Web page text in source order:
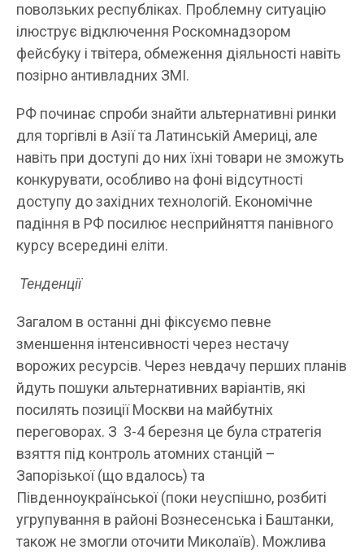
поволзьких республіках. Проблемну ситуацію
ілюструє відключення Роскомнадзором
фейсбуку і твітера, обмеження діяльності навіть
позірно антивладних ЗМІ.
РФ починає спроби знайти альтернативні ринки
для торгівлі в Азії та Латинській Америці, але
навіть при доступі до них їхні товари не зможуть
конкурувати, особливо на фоні відсутності
доступу до західних технологій. Економічне
падіння в РФ посилює несприйняття панівного
курсу всередині еліти.
Тенденції
Загалом в останні дні фіксуємо певне
зменшення інтенсивності через нестачу
ворожих ресурсів. Через невдачу перших планів
йдуть пошуки альтернативних варіантів, які
посилять позиції Москви на майбутніх
переговорах. З 3-4 березня це була стратегія
взяття під контроль атомних станцій –
Запорізької (що вдалось) та
Південноукраїнської (поки неуспішно, розбиті
угрупування в районі Вознесенська і Баштанки,
також не змогли оточити Миколаїв). Можлива